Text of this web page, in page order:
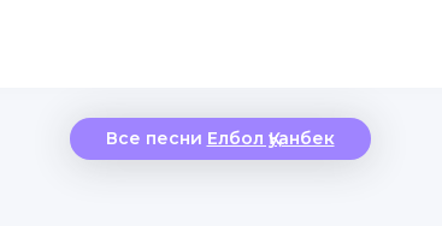
Все песни Елбол Қуанбек